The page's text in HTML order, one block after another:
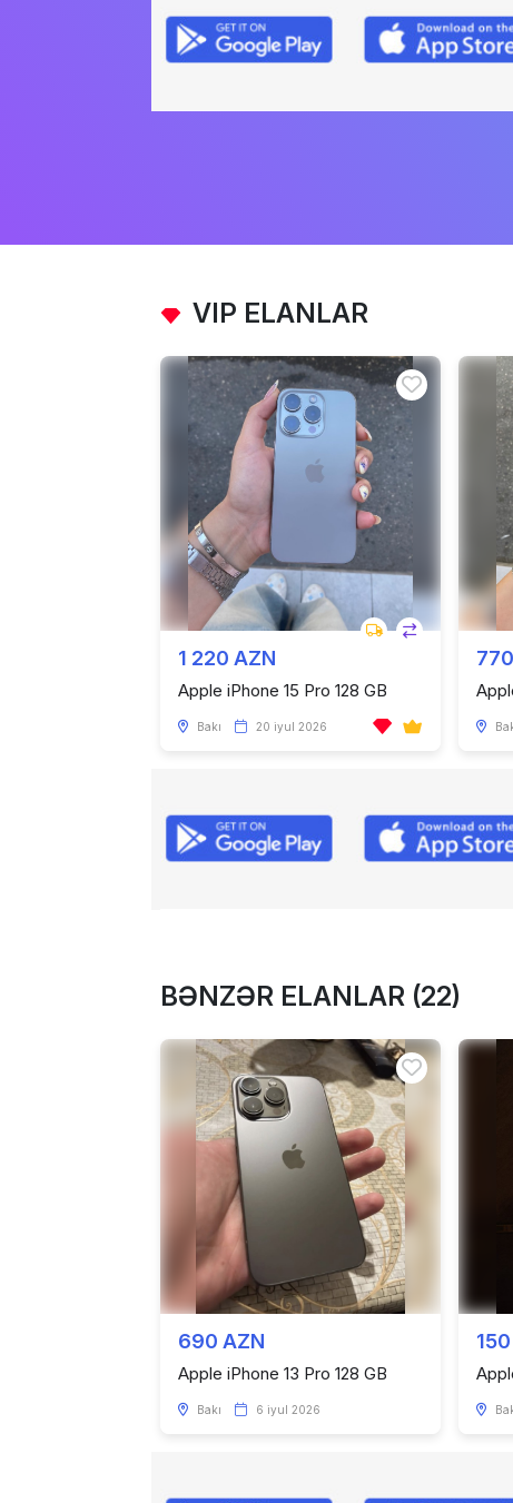
VIP ELANLAR
1 220 AZN
Apple iPhone 15 Pro 128 GB
Bakı 20 iyul 2026
BƏNZƏR ELANLAR (22)
690 AZN
Apple iPhone 13 Pro 128 GB
Bakı 6 iyul 2026